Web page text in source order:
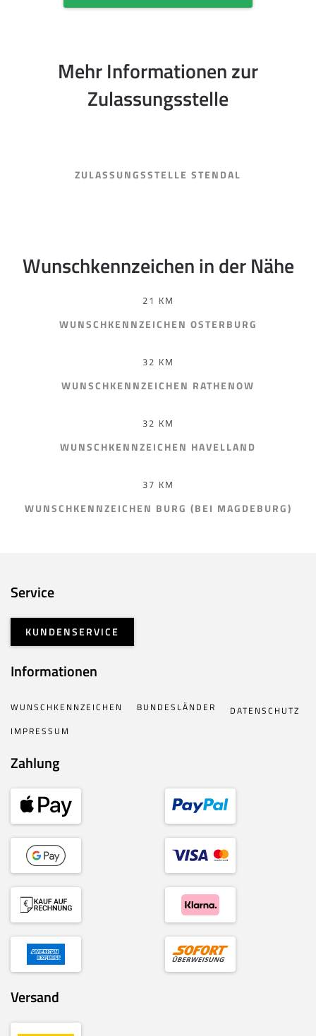
Mehr Informationen zur
Zulassungsstelle
ZULASSUNGSSTELLE STENDAL
Wunschkennzeichen in der Nähe
21 KM
WUNSCHKENNZEICHEN OSTERBURG
32 KM
WUNSCHKENNZEICHEN RATHENOW
32 KM
WUNSCHKENNZEICHEN HAVELLAND
37 KM
WUNSCHKENNZEICHEN BURG (BEI MAGDEBURG)
Service
KUNDENSERVICE
Informationen
WUNSCHKENNZEICHEN BUNDESLÄNDER
DATENSCHUTZ
IMPRESSUM
Zahlung
Versand